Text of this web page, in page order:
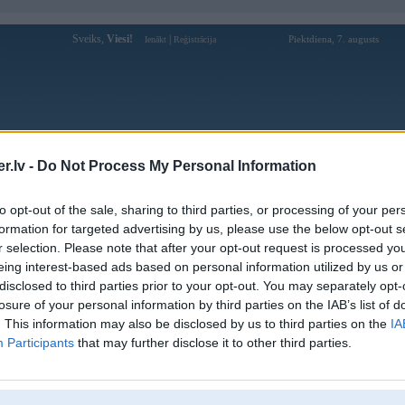
- Do Not Process My Personal Information
opt-out of the sale, sharing to third parties, or processing of your
for targeted advertising by us, please use the below opt-out
selection. Please note that after your opt-out request is processed
interest-based ads based on personal information utilized by us
to third parties prior to your opt-out. You may separately
of your personal information by third parties on the IAB’s list of
This information may also be disclosed by us to third parties on the
Participants that may further disclose it to other third parties.
Sveiks, Viesi! Ienākt Reģistrācija Piektdiena, 7. augusts
Forums Galerijas Reģistrācija Lietotāji
Lietotāja ocha profils
Lietotājvārds:
ocha
Braucu ar:
BMW 328
Intereses:
Ir
Ziņojumi forumā:
583
[Pēdējie ziņojumi forumā]